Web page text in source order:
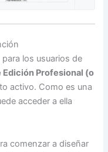
los usuarios de
Edición Profesional (o
activo. Como es una
acceder a ella
comenzar a diseñar